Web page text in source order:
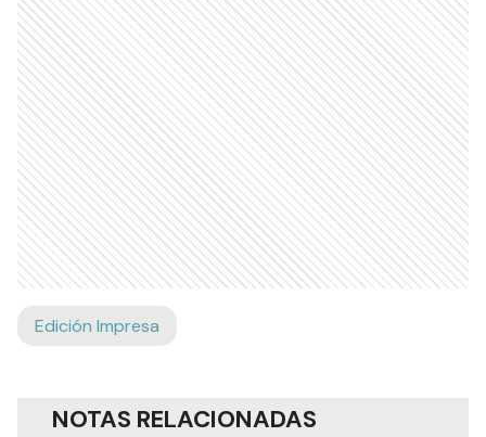
Edición Impresa
NOTAS RELACIONADAS